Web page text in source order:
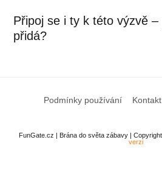
Připoj se i ty k této výzvě
přidá?
Podmínky používání Kontakt
FunGate.cz | Brána do světa zábavy |
verzi